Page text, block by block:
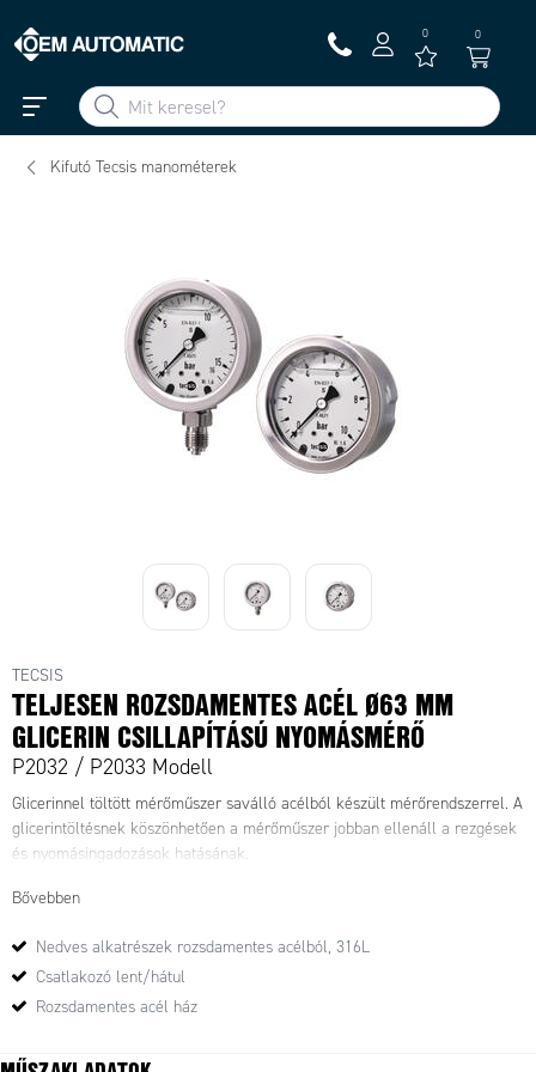
0 0
Kifutó Tecsis manométerek
TECSIS
TELJESEN ROZSDAMENTES ACÉL Ø63 MM
GLICERIN CSILLAPÍTÁSÚ NYOMÁSMÉRŐ
P2032 / P2033 Modell
Glicerinnel töltött mérőműszer saválló acélból készült mérőrendszerrel. A
glicerintöltésnek köszönhetően a mérőműszer jobban ellenáll a rezgések
és nyomásingadozások hatásának.
Bővebben
Nedves alkatrészek rozsdamentes acélból, 316L
Csatlakozó lent/hátul
Rozsdamentes acél ház